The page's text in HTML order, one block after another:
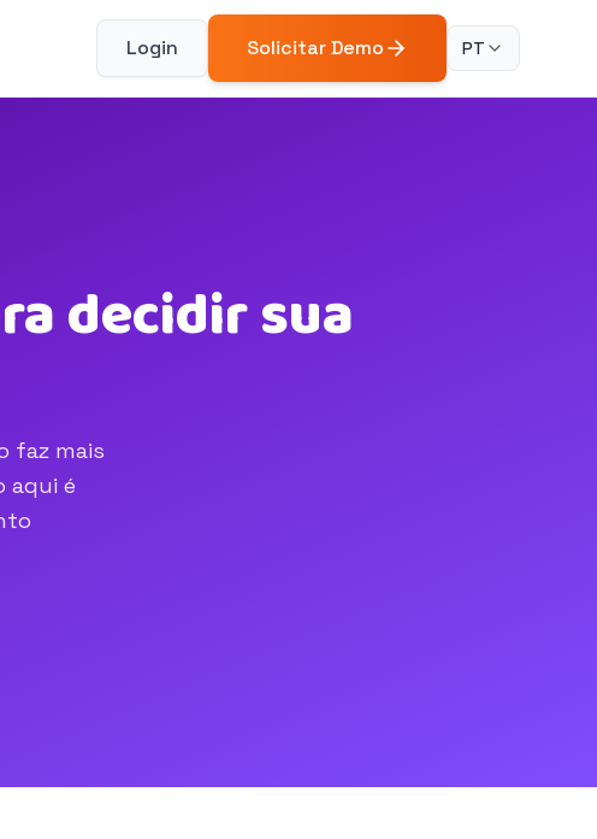
Login Solicitar Demo PT
decidir sua
faz mais
aqui é